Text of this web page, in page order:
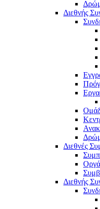
Διεθνής
Διεθνές
Διεθνής